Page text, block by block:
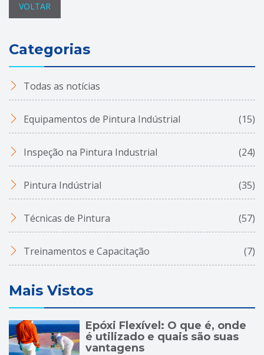
VOLTAR
Categorias
Todas as notícias
Equipamentos de Pintura Indústrial (15)
Inspeção na Pintura Industrial (24)
Pintura Indústrial (35)
Técnicas de Pintura (57)
Treinamentos e Capacitação (7)
Mais Vistos
Epóxi Flexível: O que é, onde
é utilizado e quais são suas
vantagens